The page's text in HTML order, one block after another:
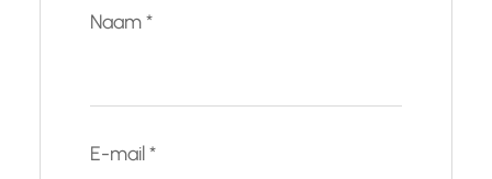
Naam*
E-mail*